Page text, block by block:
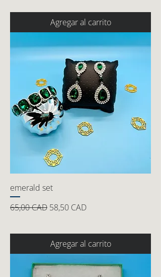
Agregar al carrito
emerald set
Precio
65,00 CAD Precio de oferta
58,50 CAD
Agregar al carrito